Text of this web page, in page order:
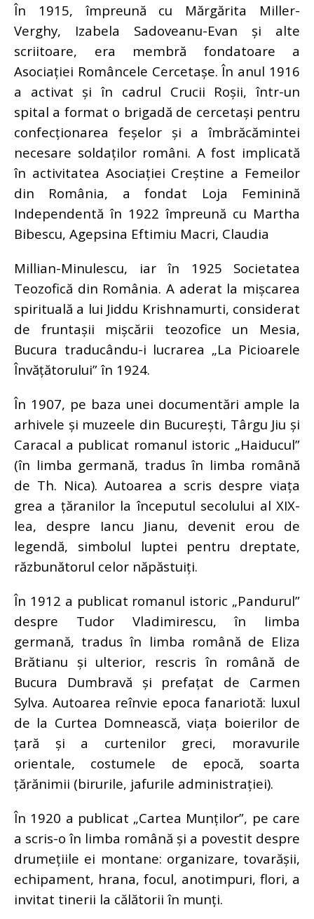
În 1915, împreună cu Mărgărita Miller-
Verghy, Izabela Sadoveanu-Evan și alte
scriitoare, era membră fondatoare a
Asociației Româncele Cercetașe. În anul 1916
a activat și în cadrul Crucii Roșii, într-un
spital a format o brigadă de cercetași pentru
confecționarea feșelor și a îmbrăcămintei
necesare soldaților români. A fost implicată
în activitatea Asociației Creștine a Femeilor
din România, a fondat Loja Feminină
Independentă în 1922 împreună cu Martha
Bibescu, Agepsina Eftimiu Macri, Claudia
Millian-Minulescu, iar în 1925 Societatea
Teozofică din România. A aderat la mișcarea
spirituală a lui Jiddu Krishnamurti, considerat
de fruntașii mișcării teozofice un Mesia,
Bucura traducându-i lucrarea „La Picioarele
Învățătorului” în 1924.
În 1907, pe baza unei documentări ample la
arhivele și muzeele din București, Târgu Jiu și
Caracal a publicat romanul istoric „Haiducul”
(în limba germană, tradus în limba română
de Th. Nica). Autoarea a scris despre viața
grea a țăranilor la începutul secolului al XIX-
lea, despre Iancu Jianu, devenit erou de
legendă, simbolul luptei pentru dreptate,
răzbunătorul celor năpăstuiți.
În 1912 a publicat romanul istoric „Pandurul”
despre Tudor Vladimirescu, în limba
germană, tradus în limba română de Eliza
Brătianu și ulterior, rescris în română de
Bucura Dumbravă și prefațat de Carmen
Sylva. Autoarea reînvie epoca fanariotă: luxul
de la Curtea Domnească, viața boierilor de
țară și a curtenilor greci, moravurile
orientale, costumele de epocă, soarta
țărănimii (birurile, jafurile administrației).
În 1920 a publicat „Cartea Munților”, pe care
a scris-o în limba română și a povestit despre
drumețiile ei montane: organizare, tovarășii,
echipament, hrana, focul, anotimpuri, flori, a
invitat tinerii la călătorii în munți.